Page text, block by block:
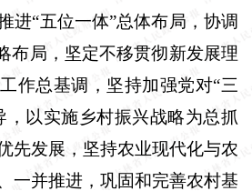
进“五位一体”总体布局，协调
布局，坚定不移贯彻新发展理
作总基调，坚持加强党对“三
，以实施乡村振兴战略为总抓
先发展，坚持农业现代化与农
一并推进，巩固和完善农村基